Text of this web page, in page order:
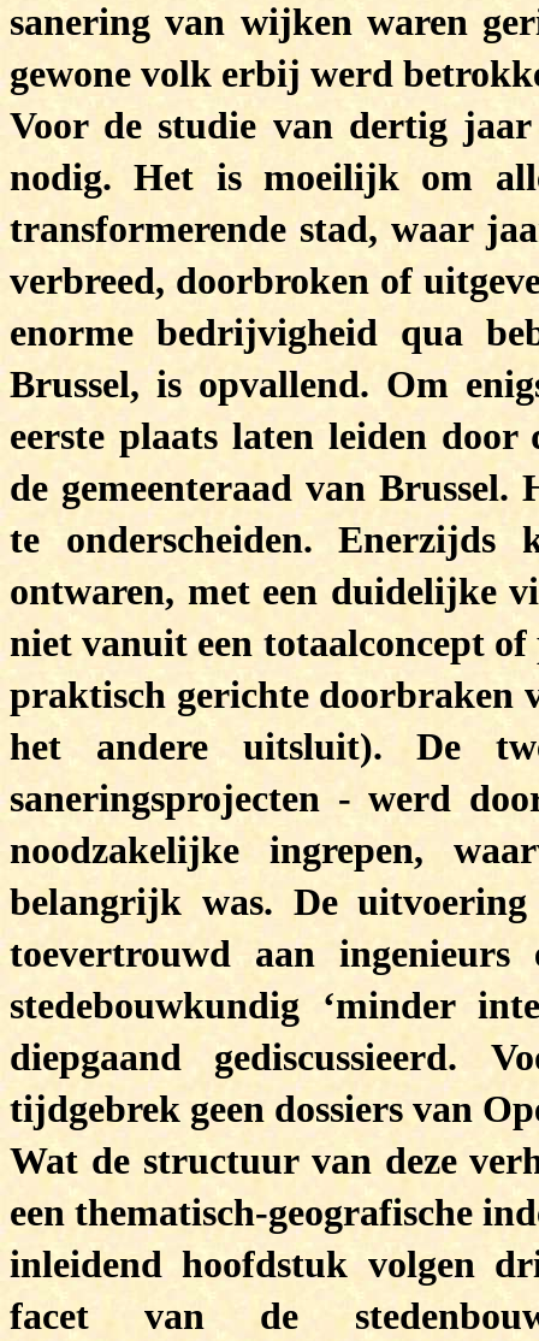
sanering van wijken waren
gewone volk erbij werd
Voor de studie van dertig jaar
nodig. Het is moeilijk om
transformerende stad, waar
verbreed, doorbroken of
enorme bedrijvigheid qua
Brussel, is opvallend. Om
eerste plaats laten leiden
de gemeenteraad van
te onderscheiden. Enerzijds
ontwaren, met een duidelijke
niet vanuit een totaalconcept
praktisch gerichte doorbraken
het andere uitsluit). De
saneringsprojecten - werd
noodzakelijke ingrepen,
belangrijk was. De
toevertrouwd aan
stedebouwkundig ‘minder
diepgaand gediscussieerd.
tijdgebrek geen dossiers van
Wat de structuur van deze
een thematisch-geografische
inleidend hoofdstuk volgen
facet van de